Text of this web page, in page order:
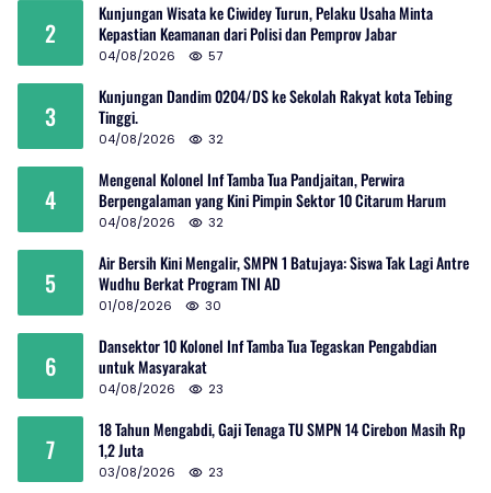
2
Kunjungan Wisata ke Ciwidey Turun, Pelaku Usaha Minta
Kepastian Keamanan dari Polisi dan Pemprov Jabar
04/08/2026 57
3
Kunjungan Dandim 0204/DS ke Sekolah Rakyat kota Tebing
Tinggi.
04/08/2026 32
4
Mengenal Kolonel Inf Tamba Tua Pandjaitan, Perwira
Berpengalaman yang Kini Pimpin Sektor 10 Citarum Harum
04/08/2026 32
5
Air Bersih Kini Mengalir, SMPN 1 Batujaya: Siswa Tak Lagi Antre
Wudhu Berkat Program TNI AD
01/08/2026 30
6
Dansektor 10 Kolonel Inf Tamba Tua Tegaskan Pengabdian
untuk Masyarakat
04/08/2026 23
7
18 Tahun Mengabdi, Gaji Tenaga TU SMPN 14 Cirebon Masih Rp
1,2 Juta
03/08/2026 23